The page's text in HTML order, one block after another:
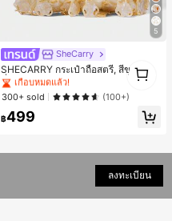
5
SheCarry
SHECARRY กระเป๋าถือสตรี, สีขาว, แฟ
ชั่น, สง่างาม, วันหยุด, งานปาร์ตี้
#1 ขายดี
เกือบหมดแล้ว!
#1 ขายดี
ใน บรรยากาศฤดูร้อน กระเป๋าหูหิ้วด้านบนผู้หญิง
เกือบหมดแล้ว!
#1 ขายดี
ใน บรรยากาศฤดูร้อน กระเป๋าหูหิ้วด้านบนผู้หญิง
เกือบหมดแล้ว!
#1 ขายดี
ใน บรรยากาศฤดูร้อน กระเป๋าหูหิ้วด้านบนผู้หญิง
เกือบหมดแล้ว!
300+ sold (100+)
฿499
ลงทะเบียน